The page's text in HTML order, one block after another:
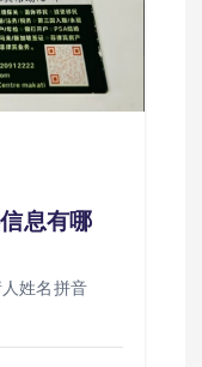
息有哪
姓名拼音